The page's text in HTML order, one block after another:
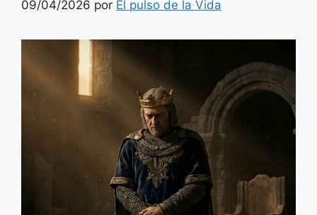
09/04/2026 por El pulso de la Vida